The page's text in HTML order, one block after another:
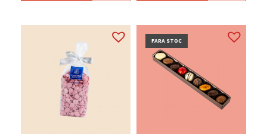
FARA STOC